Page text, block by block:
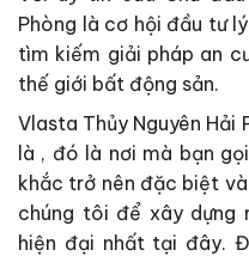
Phòng là cơ hội đầu tư
tìm kiếm giải pháp an
thế giới bất động sản.
Vlasta Thủy Nguyên Hải
là , đó là nơi mà bạn
khắc trở nên đặc biệt
chúng tôi để xây dựng
hiện đại nhất tại đây.